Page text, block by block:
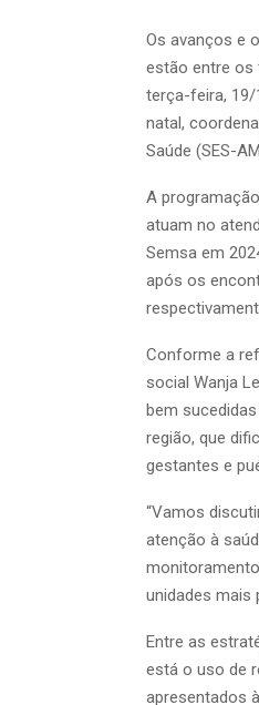
Os avanços e
estão entre os
terça-feira,
natal,
Saúde (SES-
A
atuam no
Semsa em
após os
Conforme a
social Wanja
bem
região, que
gestantes e
“Vamos
atenção à
unidades mais
Entre as
está o uso de
apresentados